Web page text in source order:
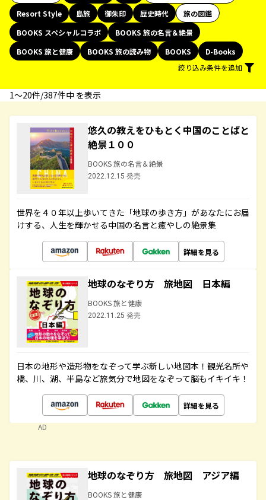
Resort Style
島旅 御朱印 歴史時代
旅の図鑑
BOOKS スペシャルコラボ
BOOKS 旅の名言＆絶景
BOOKS 旅と健康
BOOKS 旅の読み物 BOOKS
D-Books
絞り込み条件を追加
1〜20件/387件中 を表示
悠久の教えをひもとく中国のことばと
絶景１００
BOOKS 旅の名言＆絶景
2022.12.15 発売
世界を４０年以上歩いてきた「地球の歩き方」があなたにお届
けする、人生を輝かせる中国の名言と癒やしの絶景集
詳細を見る
地球のなぞり方 旅地図 日本編
BOOKS 旅と健康
2022.11.25 発売
日本の地形や造形物をなぞって学ぶ新しい地図本！観光名所や
橋、川、湖、半島など旅気分で地図をなぞって脳もイキイキ！
詳細を見る
AD
地球のなぞり方 旅地図 アジア編
BOOKS 旅と健康